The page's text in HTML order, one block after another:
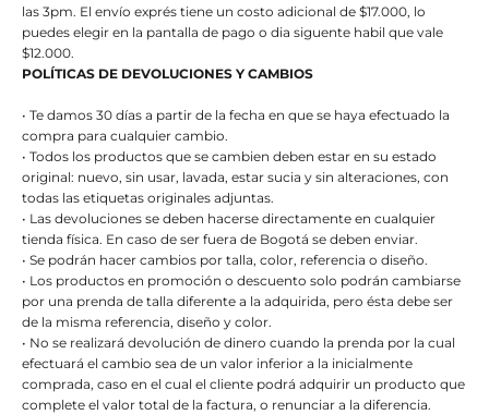
las 3pm. El envío exprés tiene un costo adicional de $17.000, lo
puedes elegir en la pantalla de pago o dia siguente habil que vale
$12.000.
POLÍTICAS DE DEVOLUCIONES Y CAMBIOS
• Te damos 30 días a partir de la fecha en que se haya efectuado la
compra para cualquier cambio.
• Todos los productos que se cambien deben estar en su estado
original: nuevo, sin usar, lavada, estar sucia y sin alteraciones, con
todas las etiquetas originales adjuntas.
• Las devoluciones se deben hacerse directamente en cualquier
tienda física. En caso de ser fuera de Bogotá se deben enviar.
• Se podrán hacer cambios por talla, color, referencia o diseño.
• Los productos en promoción o descuento solo podrán cambiarse
por una prenda de talla diferente a la adquirida, pero ésta debe ser
de la misma referencia, diseño y color.
• No se realizará devolución de dinero cuando la prenda por la cual
efectuará el cambio sea de un valor inferior a la inicialmente
comprada, caso en el cual el cliente podrá adquirir un producto que
complete el valor total de la factura, o renunciar a la diferencia.